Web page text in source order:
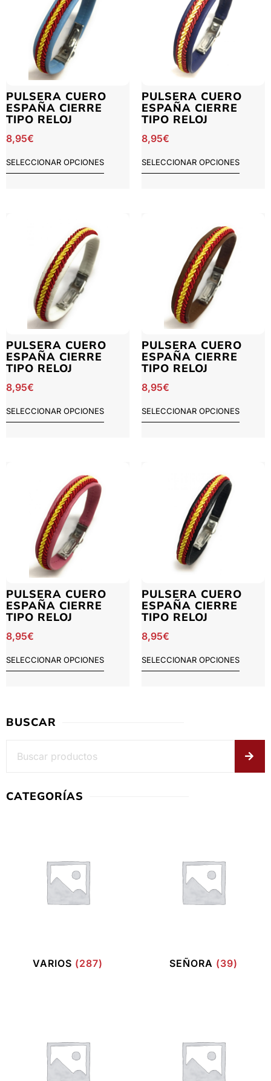
PULSERA CUERO
ESPAÑA CIERRE
TIPO RELOJ
8,95€
SELECCIONAR OPCIONES
PULSERA CUERO
ESPAÑA CIERRE
TIPO RELOJ
8,95€
SELECCIONAR OPCIONES
PULSERA CUERO
ESPAÑA CIERRE
TIPO RELOJ
8,95€
SELECCIONAR OPCIONES
PULSERA CUERO
ESPAÑA CIERRE
TIPO RELOJ
8,95€
SELECCIONAR OPCIONES
PULSERA CUERO
ESPAÑA CIERRE
TIPO RELOJ
8,95€
SELECCIONAR OPCIONES
PULSERA CUERO
ESPAÑA CIERRE
TIPO RELOJ
8,95€
SELECCIONAR OPCIONES
BUSCAR
CATEGORÍAS
VARIOS (287) SEÑORA (39)